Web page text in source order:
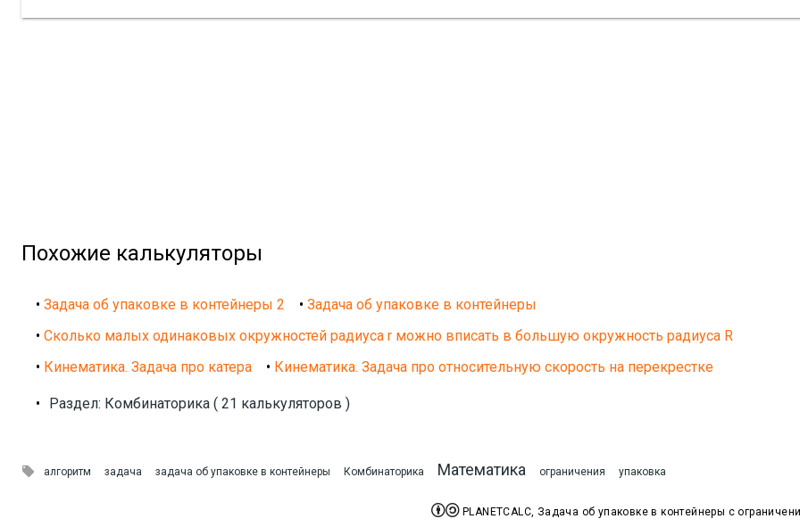
Похожие калькуляторы
• Задача об упаковке в контейнеры 2 • Задача об упаковке в контейнеры
• Сколько малых одинаковых окружностей радиуса r можно вписать в большую окружность радиуса R
• Кинематика. Задача про катера • Кинематика. Задача про относительную скорость на перекрестке
• Раздел: Комбинаторика ( 21 калькуляторов )
 алгоритм задача задача об упаковке в контейнеры Комбинаторика Математика ограничения упаковка
PLANETCALC, Задача об упаковке в контейнеры с